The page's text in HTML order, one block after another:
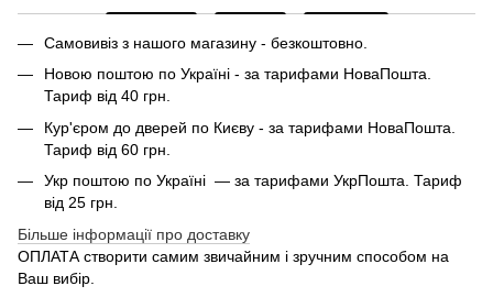
Самовивіз з нашого магазину - безкоштовно.
Новою поштою по Україні - за тарифами НоваПошта.
Тариф від 40 грн.
Кур'єром до дверей по Києву - за тарифами НоваПошта.
Тариф від 60 грн.
Укр поштою по Україні — за тарифами УкрПошта. Тариф
від 25 грн.
Більше інформації про доставку
ОПЛАТА створити самим звичайним і зручним способом на
Ваш вибір.